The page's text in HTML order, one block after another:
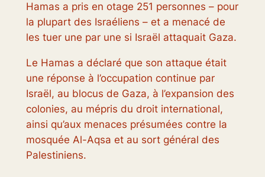
Hamas a pris en otage 251 personnes – pour
la plupart des Israéliens – et a menacé de
les tuer une par une si Israël attaquait Gaza.
Le Hamas a déclaré que son attaque était
une réponse à l’occupation continue par
Israël, au blocus de Gaza, à l’expansion des
colonies, au mépris du droit international,
ainsi qu’aux menaces présumées contre la
mosquée Al-Aqsa et au sort général des
Palestiniens.